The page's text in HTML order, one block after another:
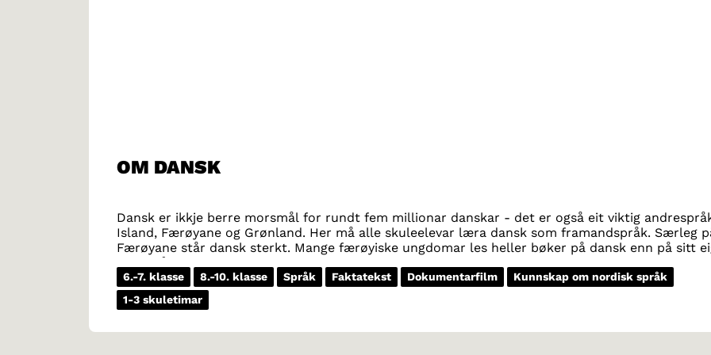
OM DANSK
Dansk er ikkje berre morsmål for rundt fem millionar danskar - det er også eit viktig
Island, Færøyane og Grønland. Her må alle skuleelevar læra dansk som framandspråk. Særleg
Færøyane står dansk sterkt. Mange færøyiske ungdomar les heller bøker på dansk enn på sitt
morsmål.
6.-7. klasse 8.-10. klasse Språk Faktatekst Dokumentarfilm
Kunnskap om nordisk språk
1-3 skuletimar